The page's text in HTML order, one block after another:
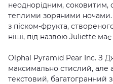
неоднорідним, соковитим,
теплими зоряними ночами.
з піском-фрукта,
ніші, під назвою Juliette має
Olphal Pyramid Pear Inc. З
максимально стислий, але
текстовий, багатогранний